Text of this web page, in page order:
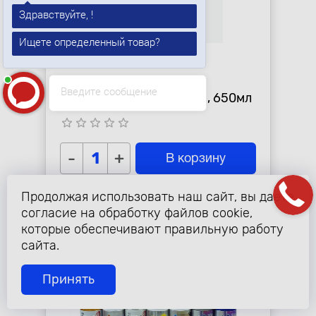
765 ₽
Антигравий с эффектом
шагрени "Kerry", чёрный, 650мл
star_border star_border star_border star_border star_border
- + В корзину
Продолжая использовать наш сайт, вы даете
согласие на обработку файлов cookie,
которые обеспечивают правильную работу
сайта.
Введите сообщение
Ищете определенный товар?
Денис Еременкопечатает...